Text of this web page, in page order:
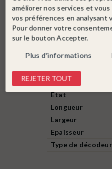
-Garantieabteilung-
Edisonallee 29
D-89231 Neu-Ulm.
Fiche
État
Longueur
Largeur
Epaisseur
Type de décodeur
améliorer nos services et
vos préférences en analysant
Pour donner votre
sur le bouton Accepter.
Plus d'informations
REJETER TOUT